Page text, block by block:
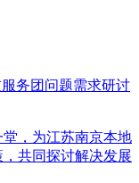
务团问题需求研讨
，为江苏南京本地
共同探讨解决发展